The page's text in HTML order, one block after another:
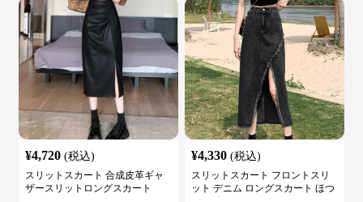
¥4,720 (税込)
スリットスカート 合成皮革ギャ
ザースリットロングスカート
¥4,330 (税込)
スリットスカート フロントスリ
ット デニム ロングスカート ほつ